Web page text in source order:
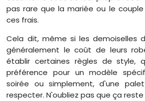
pas rare que la mariée ou le
ces frais.
Cela dit, même si les demoiselles
généralement le coût de leurs
établir certaines règles de style,
préférence pour un modèle
soirée ou simplement, d'une
respecter. N'oubliez pas que ça